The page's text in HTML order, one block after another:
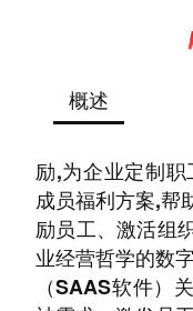
概述
励,为企业定制
成员福利方案,帮
励员工、激活组
业经营哲学的数
（SAAS软件）